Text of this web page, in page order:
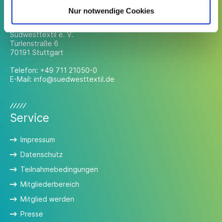
Nur notwendige Cookies
Südwesttextil e. V.
Türlenstraße 6
70191 Stuttgart
Telefon: +49 711 21050-0
E-Mail: info@suedwesttextil.de
Service
Impressum
Datenschutz
Teilnahmebedingungen
Mitgliederbereich
Mitglied werden
Presse